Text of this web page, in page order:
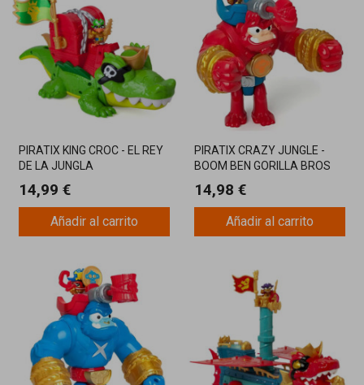
PIRATIX KING CROC - EL REY
DE LA JUNGLA
14,99 €
Añadir al carrito
PIRATIX CRAZY JUNGLE -
BOOM BEN GORILLA BROS
14,98 €
Añadir al carrito